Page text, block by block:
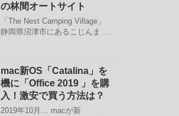
の林間オートサイト
「The Nest Camping Village」
静岡県沼津市にあるこじんま …
mac新OS「Catalina」を
機に「Office 2019 」を購
入！激安で買う方法は？
2019年10月… macが新